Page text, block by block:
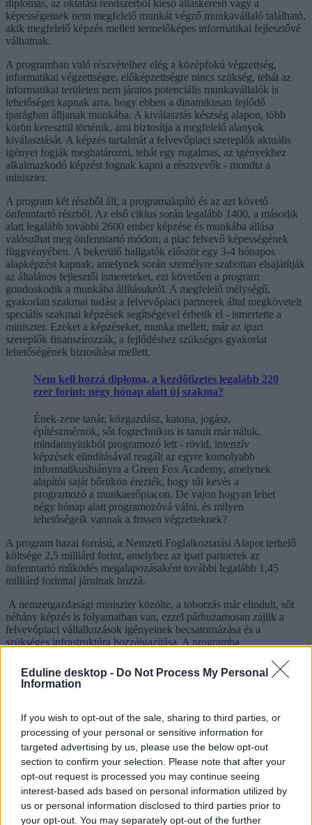
Eduline desktop - Do Not Process My Personal
Information
If you wish to opt-out of the sale, sharing to third parties, or
processing of your personal or sensitive information for
targeted advertising by us, please use the below opt-out
section to confirm your selection. Please note that after your
opt-out request is processed you may continue seeing
interest-based ads based on personal information utilized by
us or personal information disclosed to third parties prior to
your opt-out. You may separately opt-out of the further
diplomás, az oktatási rendszerből kieső álláskereső vagy a
képességeinek nem megfelelő munkát végző munkavállaló található,
akik megfelelő képzés mellett termelőképes informatikai fejlesztővé
válhatnak.
A programban való részvételhez elég a középfokú végzettség,
informatikai végzettségre, előképzettségre nincs szükség, tehát az
informatikai területen nem járatos potenciális munkavállalók is
lehetőséget kapnak arra, hogy ebben a dinamikusan fejlődő
iparágban álljanak munkába. A kiválasztás készség alapon, több
körön keresztül történik, ami biztosítja a megfelelő alanyok
kiválasztását. A képzés tartalmát a felvevőpiaci szereplők aktuális
igényei fogják meghatározni, tehát egy rugalmas, az igényekhez
alkalmazkodó képzést fognak kapni a résztvevők - mondta a
miniszter.
A program két részből áll, a programalapító és az azt követő
önfenntartó részből. Az első ciklus során legalább 1400, a második
alatt legalább további 2600 ember képzése és munkába állása
valósulhat meg önfenntartó módon, a piac felvevő képességének
függvényében. A bekerülő hallgatók először egy 3-4 hónapos
alapképzést kapnak, amelynek során személyre szabottan elsajátítják
az általános fejlesztői ismereteket, ezt követően a program
gondoskodik a munkába állításukról. A megfelelő mélységű,
gyakorlati szakmai tudást a felvevőpiaci partnerek által megkövetelt
speciális szakmai képzések segítségével érhetik el - ismertette a
miniszter. Ezeket a képzéseket, munka mellett, már az ipari
szereplők finanszírozzák, a fejlődéshez szükséges gyakorlat
lehetőségének biztosítása mellett.
Nem kell hozzá diploma, a kezdőfizetés legalább 220
ezer forint: négy hónap alatt új szakma?
Ének-zene tanár, közgazdász, katona, jogász,
építészmérnök, sőt fogtechnikus is tanult már náluk,
mindannyiukból programozó lett - rövid, intenzív
képzések elindításával reagált az egyre komolyabb
informatikushiányra a Green Fox Academy, amelynek
alapítói saját bőrükön érezték, hogy túl kevés a
programozó a munkaerőpiacon. De vajon hogyan lehet
négy hónap alatt programozóvá válni, és milyen
lehetőségeik vannak a frissen végzetteknek?
A program hazai forrású, a Nemzeti Foglalkoztatási Alapot terhelő
költsége 2,5 milliárd forint, amelyhez az ipari partnerek az
önfenntartó működés megalapozásaként további legalább 1,45
milliárd forinttal járulnak hozzá.
A nemzetgazdasági miniszter közölte, a toborzás már elindult, sőt
néhány képzés is folyamatban van, ezzel párhuzamosan zajlik a
felvevőpiaci vállalkozások igényeinek becsatornázása és a
szükséges infrastruktúra hozzáigazítása. A programba
A központi munkaerőpiaci program keretében meghirdetett program
megvalósítását a Training360 Kft. vezette konzorcium látja el, amely
iskolarendszerű képzések mellett mind inkább a felnőttoktatási
piacon tevékenykedő vállalkozások biztosították az informatikai
szakembereket a munkaerőpiac számára.
A Training360 Kft.-nál rövid távú professzionális szakirányú
informatikai tanfolyamokkal, illetve egyéb üzleti, készségfejlesztő és
menedzsment tréningekkel foglalkoznak, a vállalkozás 150 főt
meghaladó, szenior oktatókból és mentorokból álló csapata évente
több mint 12 000 ember képzését végzi. A piaci változásokra